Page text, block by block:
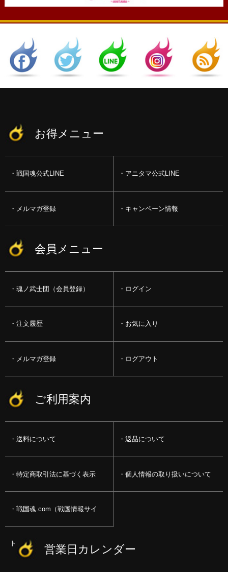
お得メニュー
戦国魂公式LINE アニタマ公式LINE
メルマガ登録 キャンペーン情報
会員メニュー
魂ノ武士団（会員登録） ログイン
注文履歴 お気に入り
メルマガ登録 ログアウト
ご利用案内
送料について 返品について
特定商取引法に基づく表示 個人情報の取り扱いについて
戦国魂.com（戦国情報サイ
ト） 営業日カレンダー